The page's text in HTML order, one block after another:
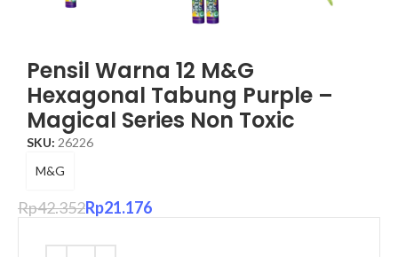
Pensil Warna 12 M&G
Hexagonal Tabung Purple –
Magical Series Non Toxic
SKU: 26226
M&G
Rp42.352Rp21.176